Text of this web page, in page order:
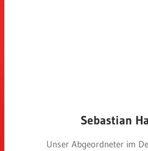
Sebastian
Unser Abgeordneter im